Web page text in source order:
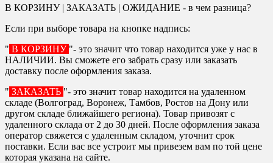
В КОРЗИНУ | ЗАКАЗАТЬ | ОЖИДАНИЕ - в чем разница?
Если при выборе товара на кнопке надпись:
" В КОРЗИНУ "- это значит что товар находится уже у нас в
НАЛИЧИИ. Вы сможете его забрать сразу или заказать
доставку после оформления заказа.
" ЗАКАЗАТЬ "- это значит товар находится на удаленном
складе (Волгоград, Воронеж, Тамбов, Ростов на Дону или
другом складе ближайшего региона). Товар привозят с
удаленного склада от 2 до 30 дней. После оформления заказа
оператор свяжется с удаленным складом, уточнит срок
поставки. Если вас все устроит мы привезем вам по той цене
которая указана на сайте.